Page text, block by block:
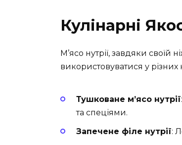
Кулінарні
М’ясо нутрії, завдяки своїй
використовуватися у різних
Тушковане м’ясо нутрії
та спеціями.
Запечене філе нутрії: